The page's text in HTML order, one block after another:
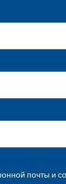
почты и